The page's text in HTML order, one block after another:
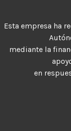
Esta empresa ha
mediante la
en